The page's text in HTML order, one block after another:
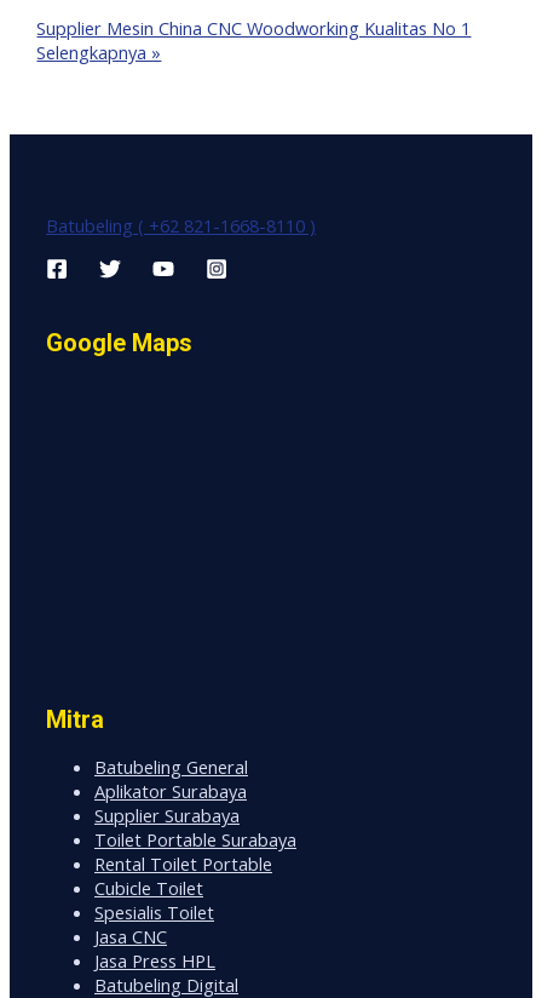
Supplier Mesin China CNC Woodworking Kualitas No 1
Selengkapnya »
Batubeling ( +62 821-1668-8110 )
Google Maps
Mitra
Batubeling General
Aplikator Surabaya
Supplier Surabaya
Toilet Portable Surabaya
Rental Toilet Portable
Cubicle Toilet
Spesialis Toilet
Jasa CNC
Jasa Press HPL
Batubeling Digital